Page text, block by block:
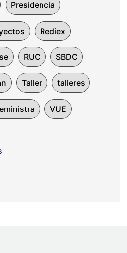
Presidencia
Rediex
RUC SBDC
Taller talleres
VUE